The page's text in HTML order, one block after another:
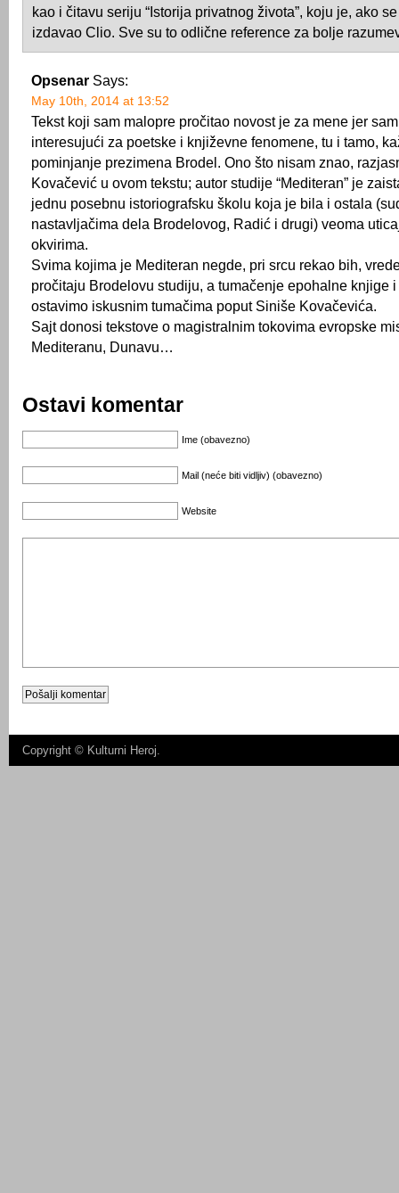
kao i čitavu seriju “Istorija privatnog života”, koju je, ako
izdavao Clio. Sve su to odlične reference za bolje
Opsenar Says:
May 10th, 2014 at 13:52
Tekst koji sam malopre pročitao novost je za mene jer
interesujući za poetske i književne fenomene, tu i tamo,
pominjanje prezimena Brodel. Ono što nisam znao,
Kovačević u ovom tekstu; autor studije “Mediteran” je
jednu posebnu istoriografsku školu koja je bila i ostala
nastavljačima dela Brodelovog, Radić i drugi) veoma
okvirima.
Svima kojima je Mediteran negde, pri srcu rekao bih,
pročitaju Brodelovu studiju, a tumačenje epohalne knjige i
ostavimo iskusnim tumačima poput Siniše Kovačevića.
Sajt donosi tekstove o magistralnim tokovima evropske
Mediteranu, Dunavu…
Ostavi komentar
Ime (obavezno)
Mail (neće biti vidljiv) (obavezno)
Website
Copyright © Kulturni Heroj.